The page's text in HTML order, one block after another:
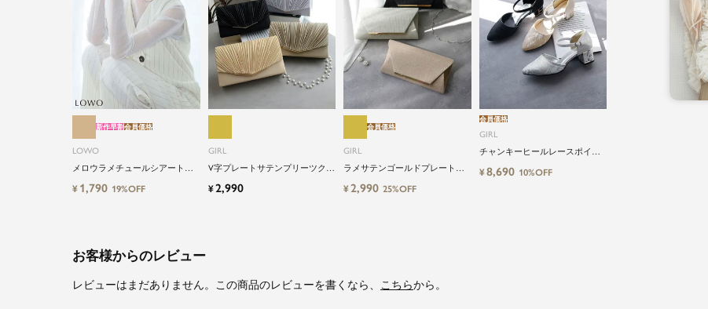
LOWO
メロウラメチュールシアートッ
プス
新作早割会員価格
¥ 1,790 19%OFF
GIRL
V字プレートサテンプリーツクラ
ッチパーティーバッグ
¥2,990
GIRL
ラメサテンゴールドプレートフ
ラップ2wayパーティーバッグ
会員価格
¥2,990 25%OFF
GIRL
チャンキーヒールレースポイン
テッドトゥ結婚式パーティーパ
ンプス
会員価格
¥8,690 10%OFF
お客様からのレビュー
レビューはまだありません。この商品のレビューを書くなら、 こちらから。